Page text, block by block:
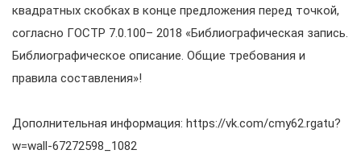
квадратных скобках в конце предложения перед точкой,
согласно ГОСТР 7.0.100– 2018 «Библиографическая запись.
Библиографическое описание. Общие требования и
правила составления»!
Дополнительная информация: https://vk.com/cmy62.rgatu?
w=wall-67272598_1082